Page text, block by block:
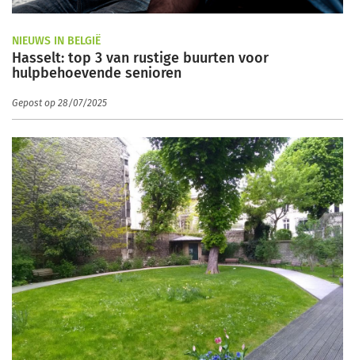
NIEUWS IN BELGIË
Hasselt: top 3 van rustige buurten voor
hulpbehoevende senioren
Gepost op 28/07/2025